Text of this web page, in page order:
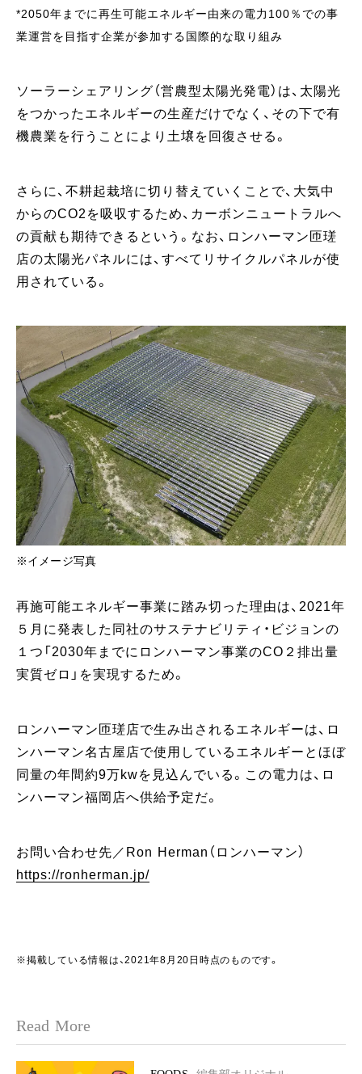
*2050年までに再生可能エネルギー由来の電力100％での事
業運営を目指す企業が参加する国際的な取り組み
ソーラーシェアリング（営農型太陽光発電）は、太陽光
をつかったエネルギーの生産だけでなく、その下で有
機農業を行うことにより土壌を回復させる。
さらに、不耕起栽培に切り替えていくことで、大気中
からのCO2を吸収するため、カーボンニュートラルへ
の貢献も期待できるという。なお、ロンハーマン匝瑳
店の太陽光パネルには、すべてリサイクルパネルが使
用されている。
※イメージ写真
再施可能エネルギー事業に踏み切った理由は、2021年
５月に発表した同社のサステナビリティ・ビジョンの
１つ「2030年までにロンハーマン事業のCO２排出量
実質ゼロ」を実現するため。
ロンハーマン匝瑳店で生み出されるエネルギーは、ロ
ンハーマン名古屋店で使用しているエネルギーとほぼ
同量の年間約9万kwを見込んでいる。この電力は、ロ
ンハーマン福岡店へ供給予定だ。
お問い合わせ先／Ron Herman（ロンハーマン）
https://ronherman.jp/
※掲載している情報は、2021年8月20日時点のものです。
Read More